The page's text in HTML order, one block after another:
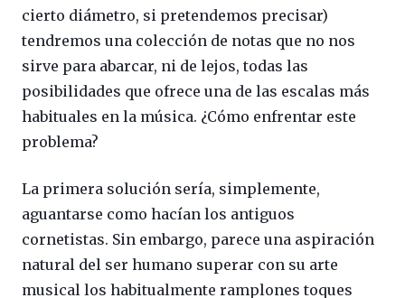
cierto diámetro, si pretendemos precisar)
tendremos una colección de notas que no nos
sirve para abarcar, ni de lejos, todas las
posibilidades que ofrece una de las escalas más
habituales en la música. ¿Cómo enfrentar este
problema?
La primera solución sería, simplemente,
aguantarse como hacían los antiguos
cornetistas. Sin embargo, parece una aspiración
natural del ser humano superar con su arte
musical los habitualmente ramplones toques